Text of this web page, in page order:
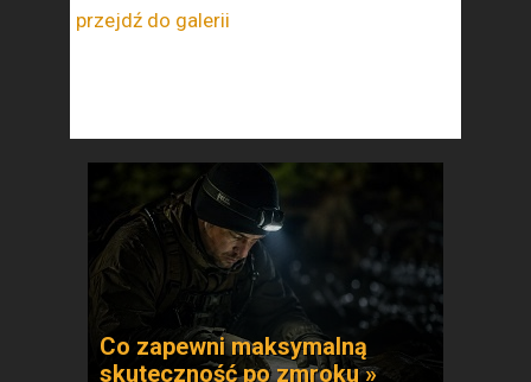
przejdź do galerii
Co zapewni maksymalną
skuteczność po zmroku »